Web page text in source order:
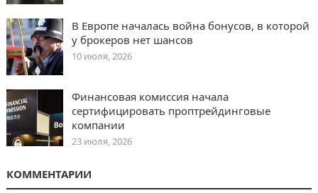
В Европе началась война бонусов, в которой
у брокеров нет шансов
10 июля, 2026
Финансовая комиссия начала
сертифицировать проптрейдинговые
компании
23 июля, 2026
КОММЕНТАРИИ